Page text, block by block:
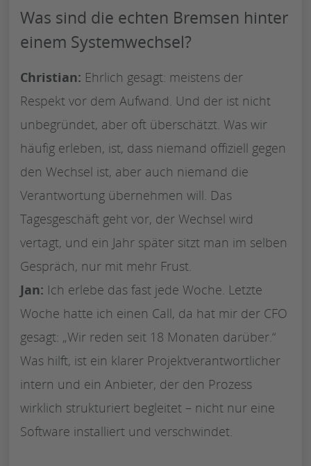
Was sind die echten Bremsen hinter
einem Systemwechsel?
Christian: Ehrlich gesagt: meistens der
Respekt vor dem Aufwand. Und der ist nicht
unbegründet, aber oft überschätzt. Was wir
häufig erleben, ist, dass niemand offiziell gegen
den Wechsel ist, aber auch niemand die
Verantwortung übernehmen will. Das
Tagesgeschäft geht vor, der Wechsel wird
vertagt, und ein Jahr später sitzt man im selben
Gespräch, nur mit mehr Frust.
Jan: Ich erlebe das fast jede Woche. Letzte
Woche hatte ich einen Call, da hat mir der CFO
gesagt: „Wir reden seit 18 Monaten darüber.“
Was hilft, ist ein klarer Projektverantwortlicher
intern und ein Anbieter, der den Prozess
wirklich strukturiert begleitet – nicht nur eine
Software installiert und verschwindet.